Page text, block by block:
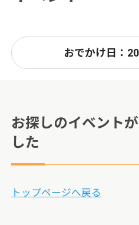
おでかけ日：
お探しのイベント
した
トップページへ戻る